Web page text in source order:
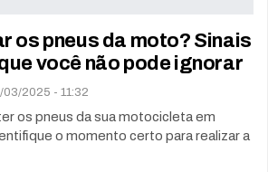
os pneus da moto? Sinais
você não pode ignorar
03/2025 - 11:32
os pneus da sua motocicleta em
o momento certo para realizar a